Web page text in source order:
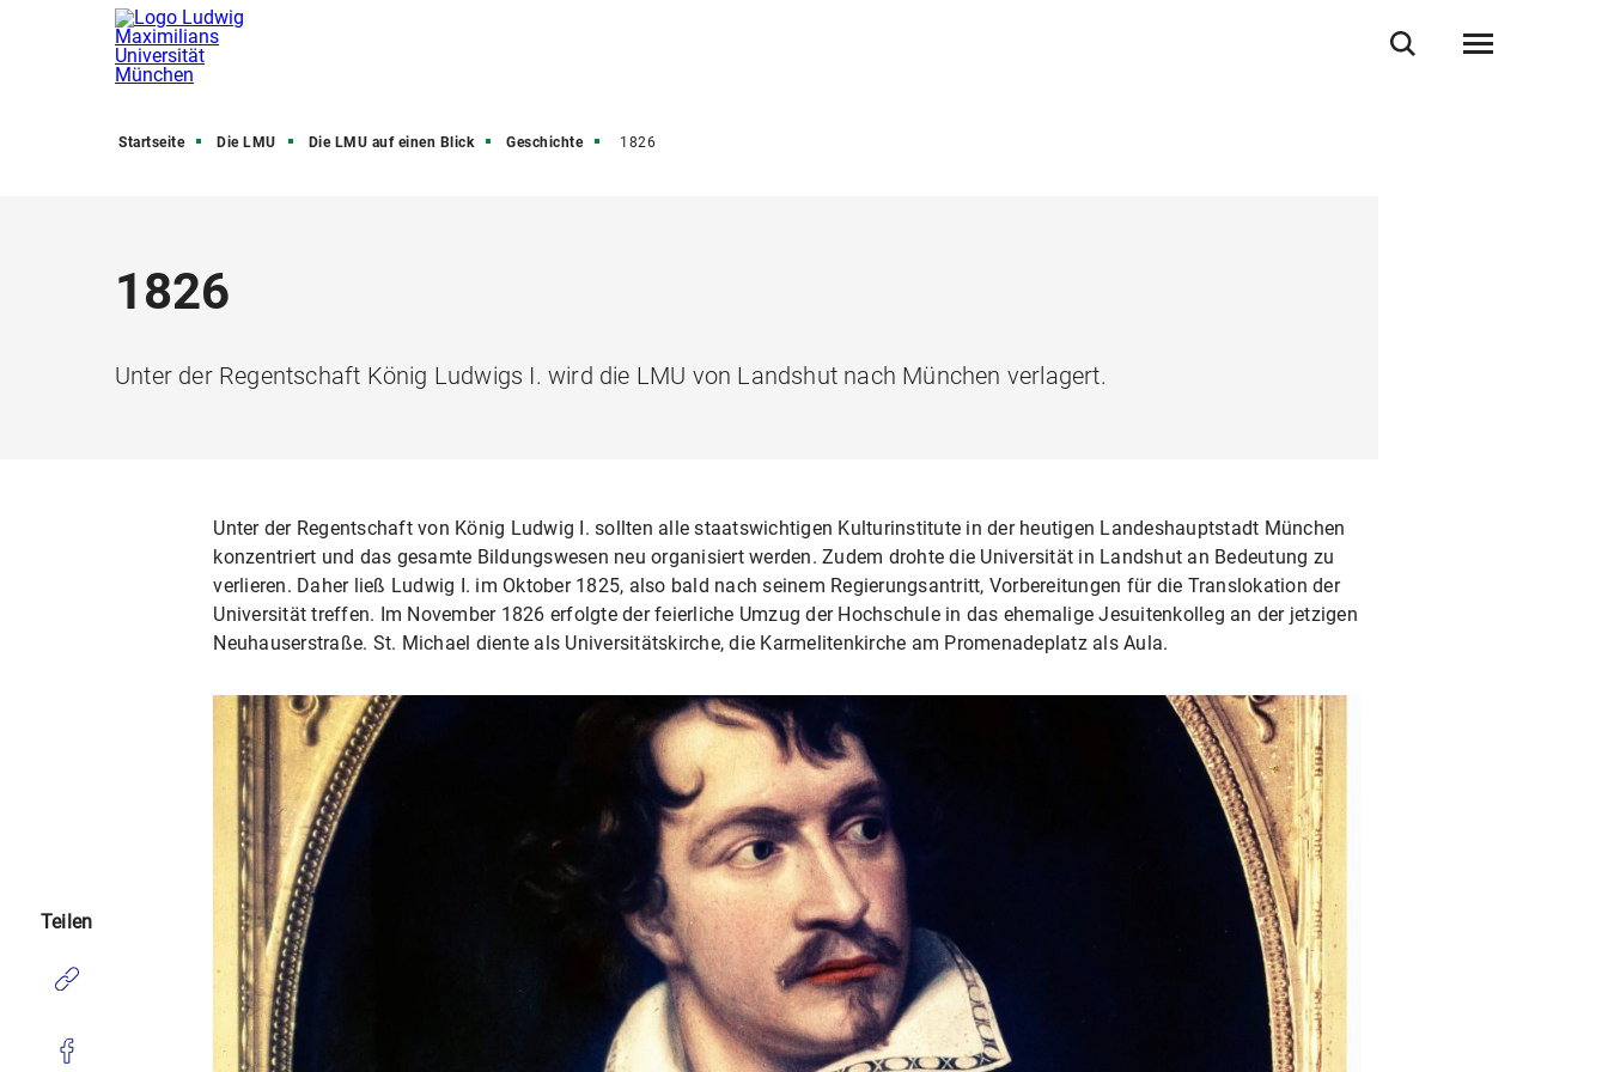
Startseite Die LMU Die LMU auf einen Blick Geschichte 1826
1826
Unter der Regentschaft König Ludwigs I. wird die LMU von Landshut nach München verlagert.
Unter der Regentschaft von König Ludwig I. sollten alle staatswichtigen Kulturinstitute in der heutigen Landeshauptstadt München
konzentriert und das gesamte Bildungswesen neu organisiert werden. Zudem drohte die Universität in Landshut an Bedeutung zu
verlieren. Daher ließ Ludwig I. im Oktober 1825, also bald nach seinem Regierungsantritt, Vorbereitungen für die Translokation der
Universität treffen. Im November 1826 erfolgte der feierliche Umzug der Hochschule in das ehemalige Jesuitenkolleg an der jetzigen
Neuhauserstraße. St. Michael diente als Universitätskirche, die Karmelitenkirche am Promenadeplatz als Aula.
Teilen